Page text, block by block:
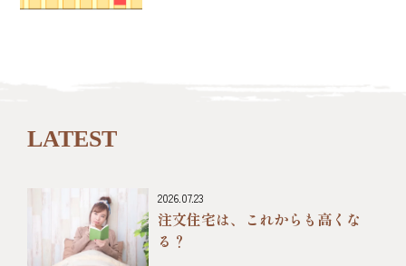
LATEST
2026.07.23
注文住宅は、これからも高くな
る？